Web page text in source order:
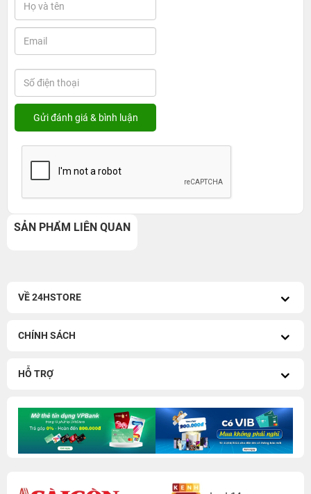
SẢN PHẨM LIÊN QUAN
VỀ 24HSTORE
CHÍNH SÁCH
HỖ TRỢ